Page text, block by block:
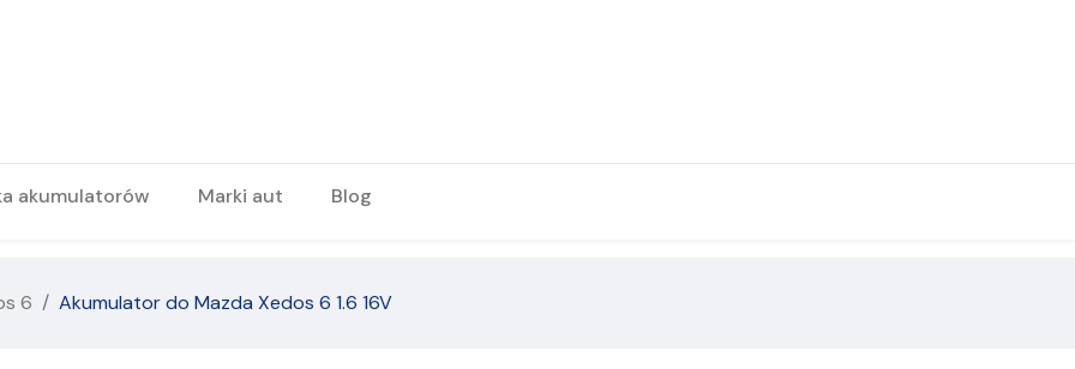
akumulatorów Marki aut Blog
6 Akumulator do Mazda Xedos 6 1.6 16V